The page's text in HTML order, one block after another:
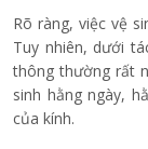
Rõ ràng, việc vệ
Tuy nhiên, dưới
thông thường rất
sinh hằng ngày,
của kính.